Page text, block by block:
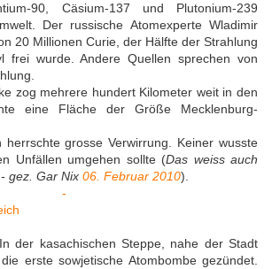
90, Cäsium-137 und Plutonium-239
Der russische Atomexperte Wladimir
20 Millionen Curie, der Hälfte der Strahlung
frei wurde. Andere Quellen sprechen von
zog mehrere hundert Kilometer weit in den
eine Fläche der Größe Mecklenburg-
herrschte grosse Verwirrung. Keiner wusste
Unfällen umgehen sollte (Das weiss auch
gez. Gar Nix 06. Februar 2010).
In der kasachischen Steppe, nahe der Stadt
erste sowjetische Atombombe gezündet.